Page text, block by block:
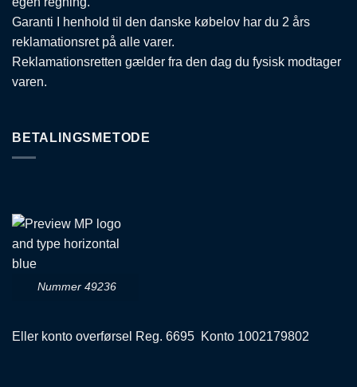
Garanti I henhold til den danske købelov har du 2 års
reklamationsret på alle varer.
Reklamationsretten gælder fra den dag du fysisk modtager
varen.
BETALINGSMETODE
Nummer 49236
Eller konto overførsel Reg. 6695 Konto 1002179802